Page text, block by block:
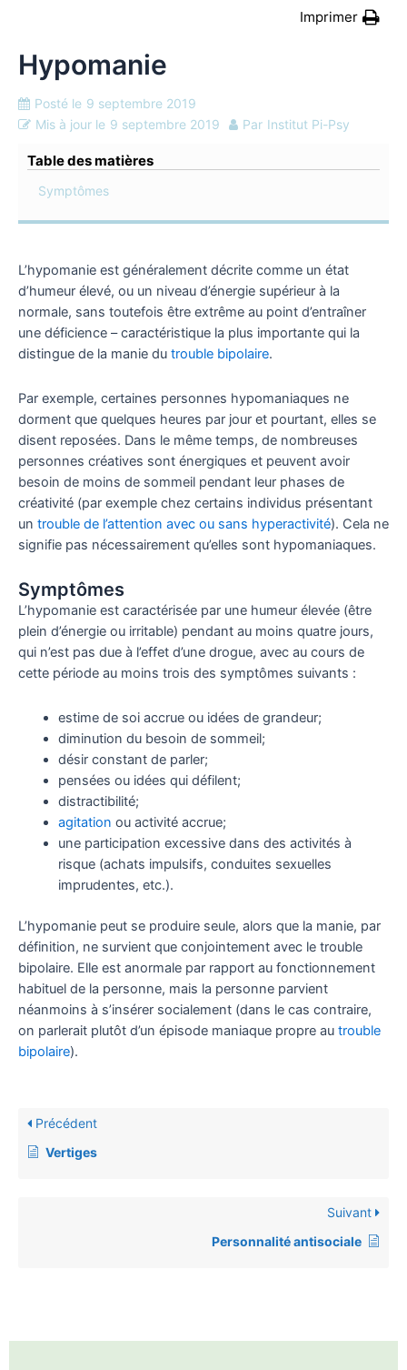
Imprimer
Hypomanie
Posté le 9 septembre 2019
Mis à jour le 9 septembre 2019 Par Institut Pi-Psy
Table des matières
Symptômes
L’hypomanie est généralement décrite comme un état
d’humeur élevé, ou un niveau d’énergie supérieur à la
normale, sans toutefois être extrême au point d’entraîner
une déficience – caractéristique la plus importante qui la
distingue de la manie du trouble bipolaire.
Par exemple, certaines personnes hypomaniaques ne
dorment que quelques heures par jour et pourtant, elles se
disent reposées. Dans le même temps, de nombreuses
personnes créatives sont énergiques et peuvent avoir
besoin de moins de sommeil pendant leur phases de
créativité (par exemple chez certains individus présentant
un trouble de l’attention avec ou sans hyperactivité). Cela ne
signifie pas nécessairement qu’elles sont hypomaniaques.
Symptômes
L’hypomanie est caractérisée par une humeur élevée (être
plein d’énergie ou irritable) pendant au moins quatre jours,
qui n’est pas due à l’effet d’une drogue, avec au cours de
cette période au moins trois des symptômes suivants :
estime de soi accrue ou idées de grandeur;
diminution du besoin de sommeil;
désir constant de parler;
pensées ou idées qui défilent;
distractibilité;
agitation ou activité accrue;
une participation excessive dans des activités à
risque (achats impulsifs, conduites sexuelles
imprudentes, etc.).
L’hypomanie peut se produire seule, alors que la manie, par
définition, ne survient que conjointement avec le trouble
bipolaire. Elle est anormale par rapport au fonctionnement
habituel de la personne, mais la personne parvient
néanmoins à s’insérer socialement (dans le cas contraire,
on parlerait plutôt d’un épisode maniaque propre au trouble
bipolaire).
Précédent
Vertiges
Suivant
Personnalité antisociale